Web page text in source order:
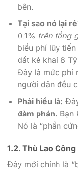
bên.
Tại sao nó lại
0.1% trên tổng
biểu phí lũy
đất kê khai 8
Đây là mức phí
người dân đều
Phải hiểu là:
đàm phán. Bạn
Nó là “phần
1.2. Thù Lao
Đây mới chính là